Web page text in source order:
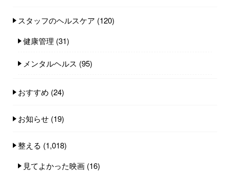
スタッフのヘルスケア (120)
健康管理 (31)
メンタルヘルス (95)
おすすめ (24)
お知らせ (19)
整える (1,018)
見てよかった映画 (16)